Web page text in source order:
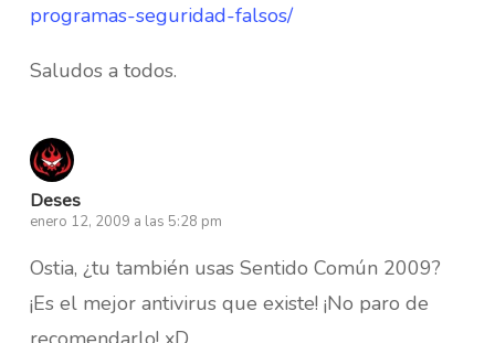
programas-seguridad-falsos/
Saludos a todos.
Deses
enero 12, 2009 a las 5:28 pm
Ostia, ¿tu también usas Sentido Común 2009?
¡Es el mejor antivirus que existe! ¡No paro de